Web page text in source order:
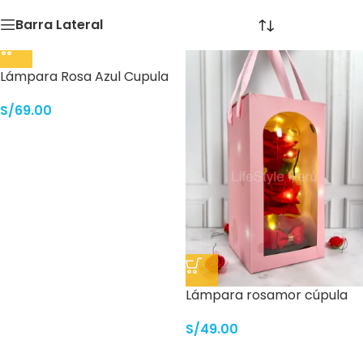
Barra Lateral
Lámpara Rosa Azul Cupula
S/69.00
Lámpara rosamor cúpula
S/49.00